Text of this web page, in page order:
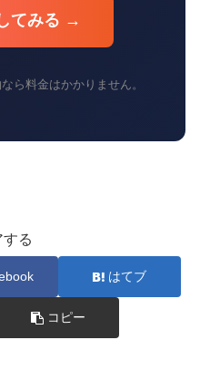
てみる →
ら料金はかかりません。
する
はてブ
コピー